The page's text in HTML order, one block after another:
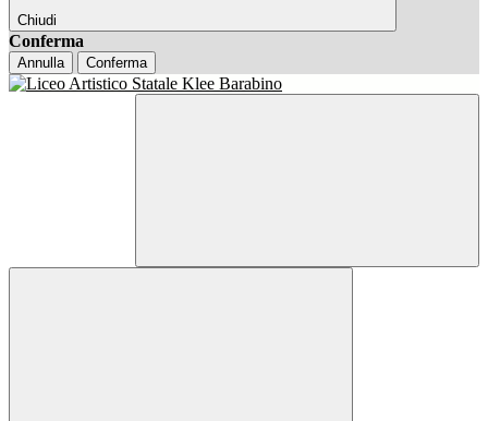
Chiudi
Conferma
Annulla Conferma